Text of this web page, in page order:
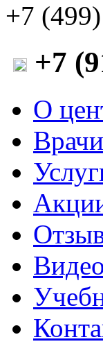
+7
+7
О
Врачи
Видео